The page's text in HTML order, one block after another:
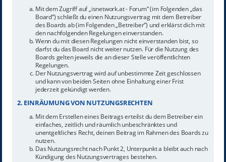
Mit dem Zugriff auf „isnetwork.at - Forum“ (im Folgenden „das
Board“) schließt du einen Nutzungsvertrag mit dem Betreiber
des Boards ab (im Folgenden „Betreiber“) und erklärst dich mit
den nachfolgenden Regelungen einverstanden.
Wenn du mit diesen Regelungen nicht einverstanden bist, so
darfst du das Board nicht weiter nutzen. Für die Nutzung des
Boards gelten jeweils die an dieser Stelle veröffentlichten
Regelungen.
Der Nutzungsvertrag wird auf unbestimmte Zeit geschlossen
und kann von beiden Seiten ohne Einhaltung einer Frist
jederzeit gekündigt werden.
2. EINRÄUMUNG VON NUTZUNGSRECHTEN
Mit dem Erstellen eines Beitrags erteilst du dem Betreiber ein
einfaches, zeitlich und räumlich unbeschränktes und
unentgeltliches Recht, deinen Beitrag im Rahmen des Boards zu
nutzen.
Das Nutzungsrecht nach Punkt 2, Unterpunkt a bleibt auch nach
Kündigung des Nutzungsvertrages bestehen.